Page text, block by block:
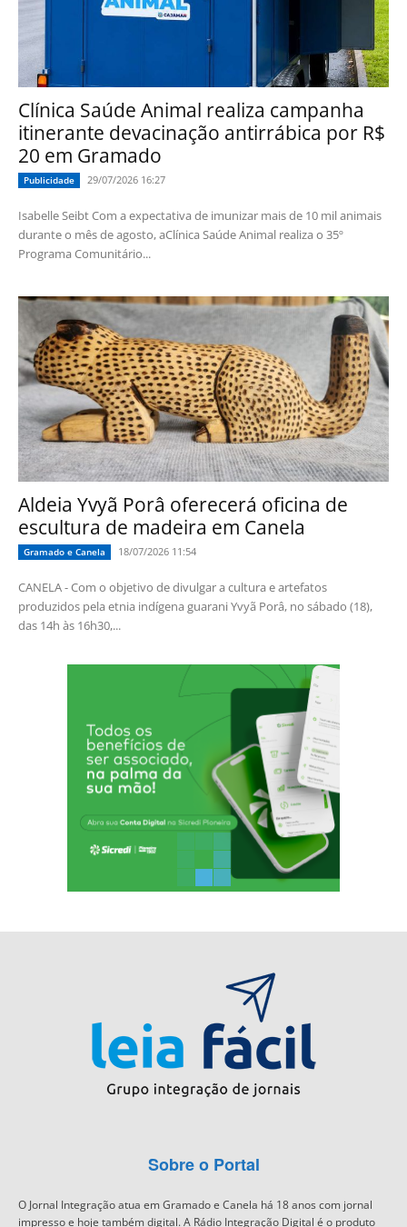
Clínica Saúde Animal realiza campanha
itinerante devacinação antirrábica por R$
20 em Gramado
Publicidade 29/07/2026 16:27
Isabelle Seibt Com a expectativa de imunizar mais de 10 mil animais
durante o mês de agosto, aClínica Saúde Animal realiza o 35º
Programa Comunitário...
Aldeia Yvyã Porâ oferecerá oficina de
escultura de madeira em Canela
Gramado e Canela 18/07/2026 11:54
CANELA - Com o objetivo de divulgar a cultura e artefatos
produzidos pela etnia indígena guarani Yvyã Porâ, no sábado (18),
das 14h às 16h30,...
Sobre o Portal
O Jornal Integração atua em Gramado e Canela há 18 anos com jornal
impresso e hoje também digital. A Rádio Integração Digital é o produto